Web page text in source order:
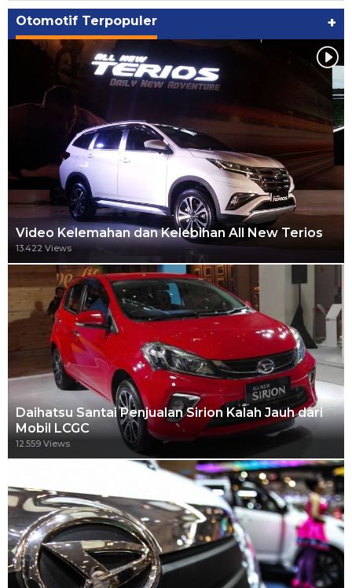
Otomotif Terpopuler +
Video Kelemahan dan Kelebihan All New Terios
13.422 Views
Daihatsu Santai Penjualan Sirion Kalah Jauh dari
Mobil LCGC
12.559 Views